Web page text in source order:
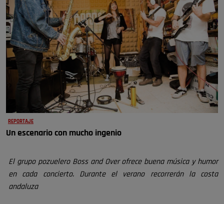
REPORTAJE
Un escenario con mucho ingenio
El grupo pozuelero Boss and Over ofrece buena música y humor
en cada concierto. Durante el verano recorrerán la costa
andaluza